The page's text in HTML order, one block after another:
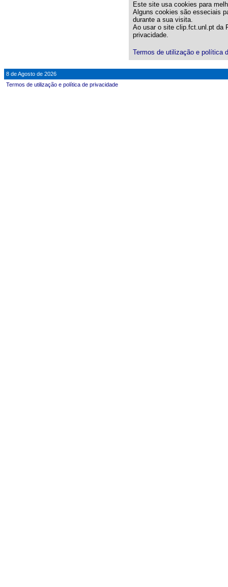
Este site usa cookies para
Alguns cookies são esseciais
durante a sua visita.
Ao usar o site clip.fct.unl.pt da
privacidade.
Termos de utilização e política
8 de Agosto de 2026
Termos de utilização e política de privacidade